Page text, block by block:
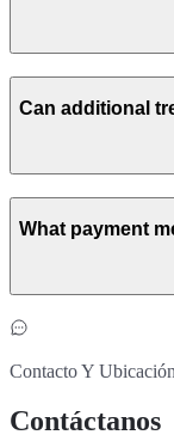
Can additional
What payment
Contacto Y Ubicación
Contáctanos